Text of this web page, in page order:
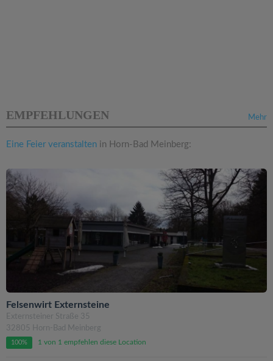
Mehr
EMPFEHLUNGEN
Eine Feier veranstalten in Horn-Bad Meinberg:
Felsenwirt Externsteine
Externsteiner Straße 35
32805 Horn-Bad Meinberg
100% 1 von 1 empfehlen diese Location